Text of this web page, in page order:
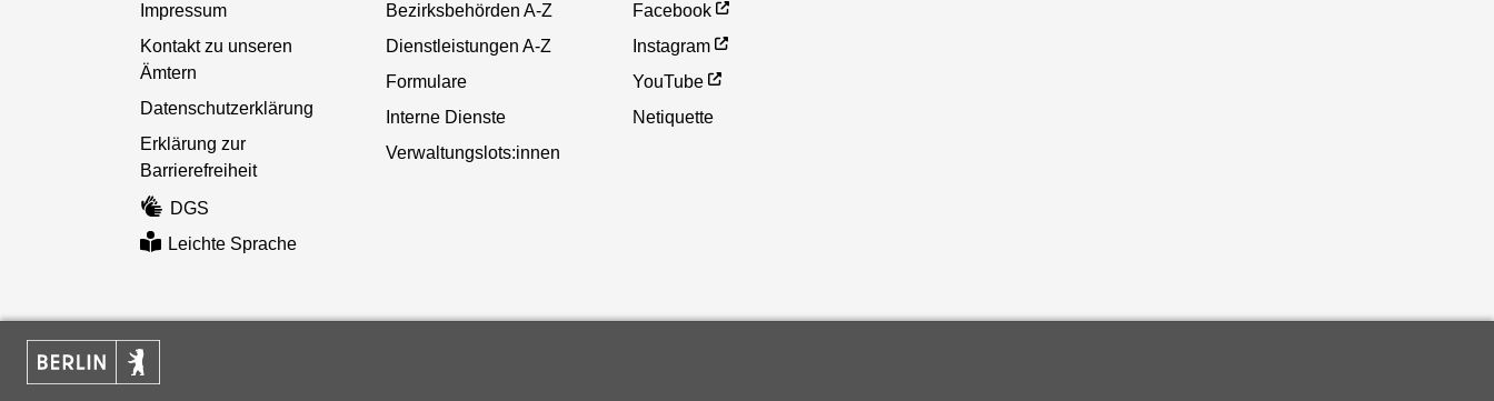
Impressum
Kontakt zu unseren
Ämtern
Datenschutzerklärung
Erklärung zur
Barrierefreiheit
DGS
Leichte Sprache
Bezirksbehörden A-Z
Dienstleistungen A-Z
Formulare
Interne Dienste
Verwaltungslots:innen
Facebook
Instagram
YouTube
Netiquette